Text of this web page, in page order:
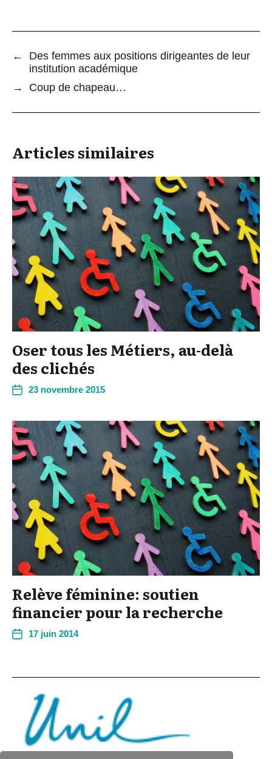
←
Des femmes aux positions dirigeantes de leur
institution académique
→
Coup de chapeau…
Articles similaires
Oser tous les Métiers, au-delà
des clichés
23 novembre 2015
Relève féminine: soutien
financier pour la recherche
17 juin 2014